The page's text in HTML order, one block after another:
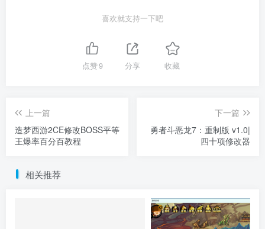
喜欢就支持一下吧
点赞9 分享 收藏
上一篇
造梦西游2CE修改BOSS平等
王爆率百分百教程
下一篇
勇者斗恶龙7：重制版 v1.0|
四十项修改器
相关推荐